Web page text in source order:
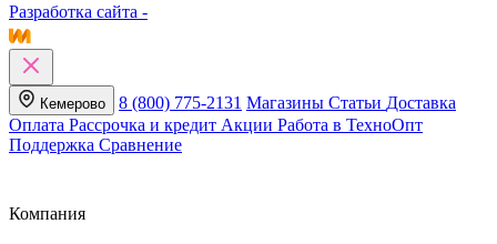
Разработка сайта -
Кемерово 8 (800) 775-2131 Магазины Статьи Доставка
Оплата Рассрочка и кредит Акции Работа в ТехноОпт
Поддержка Сравнение
Компания